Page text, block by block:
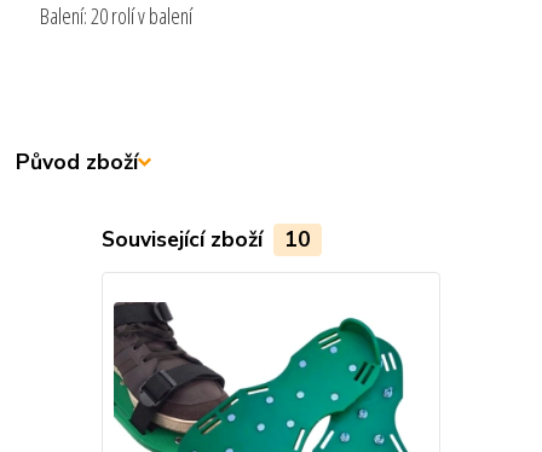
Balení: 20 rolí v balení
Původ zboží
Související zboží 10